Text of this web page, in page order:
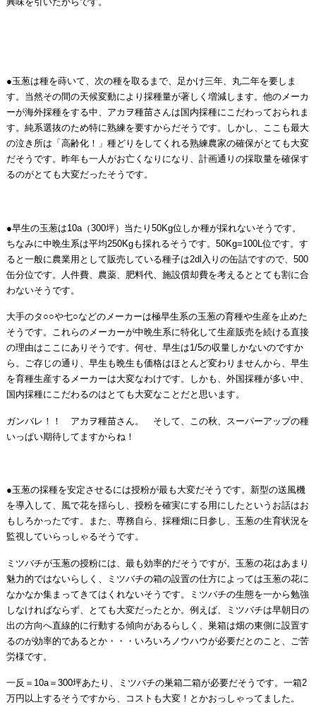
●玉葱は種を蒔いて、次の種を取るまで、足かけ三年、丸二年を要しま
す。当然その間の天候変動により採種量が著しく増減します。他のメーカ
ーが海外採種をする中、アカヲ種苗さんは国内採種にこだわっておられま
す。純系選抜のため特に熟練を要すからだそうです。しかし、ここも最大
の泣き所は「高齢化！」種どりをしてくれる熟練農家の確保がとても大変
だそうです。昨年も一人がお亡くなりになり、計画通りの採取量を確保す
るのがとても大変だったそうです。
●早生の玉葱は10a（300坪）当たり50Kg位しか種が採れないそうです。
ちなみに中晩生系は平均250Kgも採れるそうです。50Kg=100L位です。す
ると一般に農業用として販売している種子は2dl入りの缶詰ですので、500
缶分位です。人件費、農薬、肥料代、施設償却費を考えるととても割に合
わないそうです。
大手のタ○○や七○などのメーカーは極早生系の玉葱の育種や生産を止めた
そうです。これらのメーカーが中晩生系に特化して生産販売を続ける直接
の理由はここにありそうです。何せ、早生は1/5の収量しかないのですか
ら。ご存じの通り、早生も晩生も価格はほとんど変わりませんから、早生
を育種生産するメーカーは大変なわけです。しかも、外国採種が多い中、
国内採種にこだわるのはとても大変なことだと思います。
ガンバレ！！ アカヲ種苗さん。 そして、この秋、スーパーアップの種
いっぱい期待してますからね！
●玉葱の採種を安定させるには授粉が最も大変だそうです。新型の送風機
を導入して、風で花を揺らし、授粉を確実にする用にしたというお話はお
もしろかったです。また、専務自ら、採種畑に日参し、玉葱の生育状況を
監視していらっしゃるそうです。
ミツバチが玉葱の授粉には、最も効率的だそうですが。玉葱の花はあまり
魅力的ではないらしく、ミツバチの箱の設置の仕方によっては玉葱の花に
なかなか集まってきてはくれないそうです。ミツバチの生態を一から勉強
しなければならず、とても大変だったとか。例えば、ミツバチは早朝日の
出の方向へ直線的に行動する傾向があるらしく、巣箱は畑の東側に設置す
るのが効率的であるとか・・・いろいろノウハウが必要だとのこと、ご苦
労様です。
一反＝10a＝300坪あたり、ミツバチの巣箱二箱が必要だそうです。一箱2
万円以上するそうですから、コストも大変！とかおっしゃってました。